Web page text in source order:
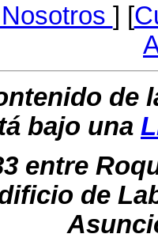
] [
de
bajo una
entre
de